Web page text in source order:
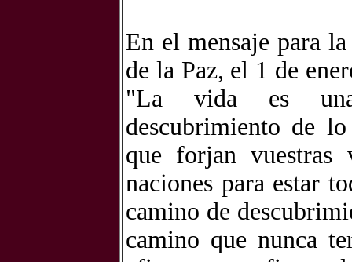
En el mensaje para
de la Paz, el 1 de
"La vida es una
descubrimiento de
que forjan vuestras
naciones para estar
camino de
camino que nunca